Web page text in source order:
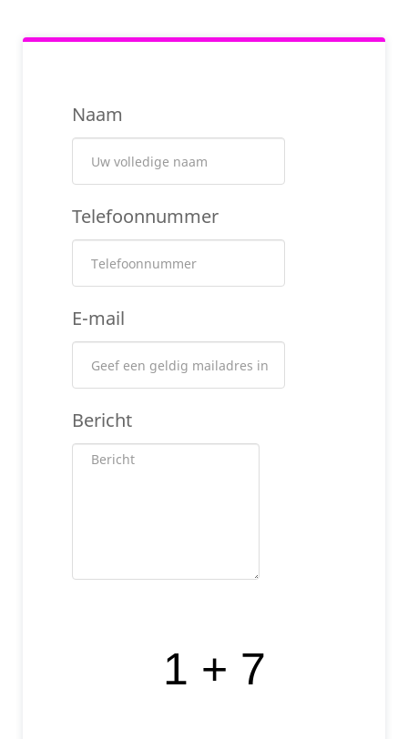
Naam
Telefoonnummer
E-mail
Bericht